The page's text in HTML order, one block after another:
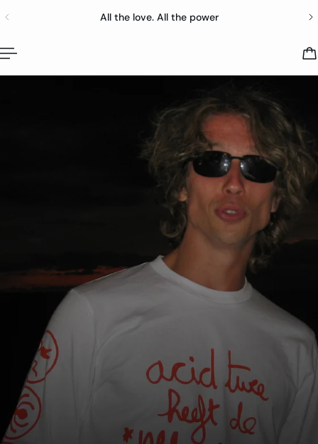
nl.accessibility.skip_to_textAll the love. All the power